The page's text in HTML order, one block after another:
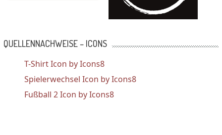
QUELLENNACHWEISE – ICONS
T-Shirt Icon by Icons8
Spielerwechsel Icon by Icons8
Fußball 2 Icon by Icons8